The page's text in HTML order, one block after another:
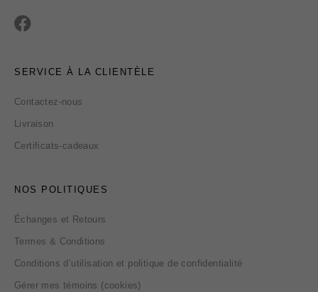
SERVICE À LA CLIENTÈLE
Contactez-nous
Livraison
Certificats-cadeaux
NOS POLITIQUES
Échanges et Retours
Termes & Conditions
Conditions d’utilisation et politique de confidentialité
Gérer mes témoins (cookies)